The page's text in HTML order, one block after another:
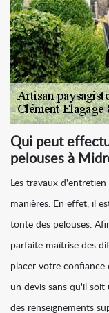
Qui peut
pelouses à
Les travaux
manières. En effet, il
tonte des pelouses.
parfaite maîtrise des
placer votre confiance
un devis sans qu'il soit
des renseignements